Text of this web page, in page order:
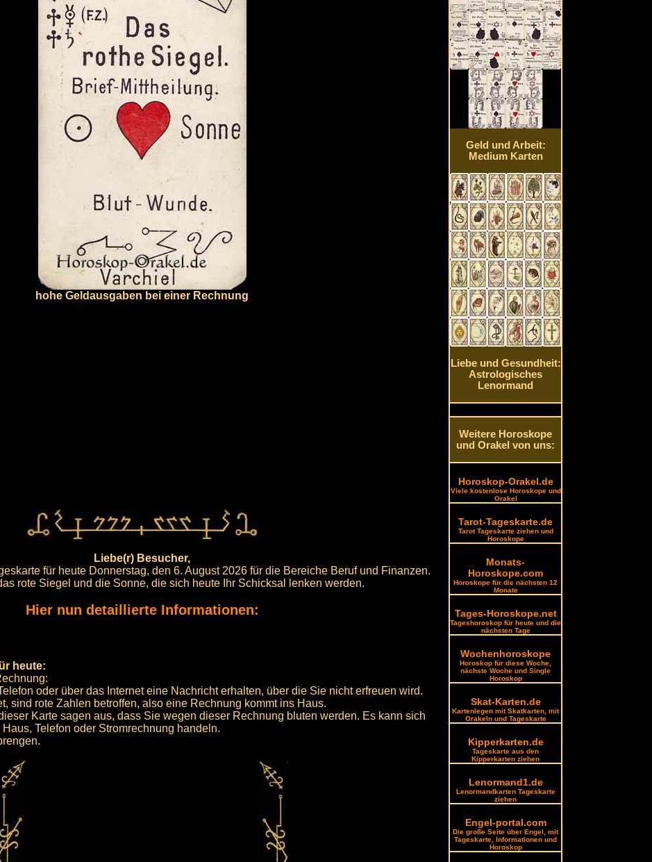
hohe Geldausgaben bei einer Rechnung
Liebe(r) Besucher,
für heute Donnerstag, den 6. August 2026 für die Bereiche Beruf und Finanzen.
rote Siegel und die Sonne, die sich heute Ihr Schicksal lenken werden.
Hier nun detaillierte Informationen:
heute:
oder über das Internet eine Nachricht erhalten, über die Sie nicht erfreuen wird.
sind rote Zahlen betroffen, also eine Rechnung kommt ins Haus.
Karte sagen aus, dass Sie wegen dieser Rechnung bluten werden. Es kann sich
Telefon oder Stromrechnung handeln.
Geld und Arbeit:
Medium Karten
Liebe und Gesundheit:
Astrologisches
Lenormand
Weitere Horoskope
und Orakel von uns:
Horoskop-Orakel.de
Viele kostenlose Horoskope und
Orakel
Tarot-Tageskarte.de
Tarot Tageskarte ziehen und
Horoskope
Monats-
Horoskope.com
Horoskope für die nächsten 12
Monate
Tages-Horoskope.net
Tageshoroskop für heute und die
nächsten Tage
Wochenhoroskope
Horoskop für diese Woche,
nächste Woche und Single
Horoskop
Skat-Karten.de
Kartenlegen mit Skatkarten, mit
Orakeln und Tageskarte
Kipperkarten.de
Tageskarte aus den
Kipperkarten ziehen
Lenormand1.de
Lenormandkarten Tageskarte
ziehen
Engel-portal.com
Die große Seite über Engel, mit
Tageskarte, Informationen und
Horoskop